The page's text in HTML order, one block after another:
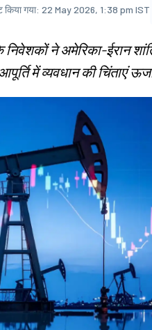
गया: 22 May 2026, 1:38 pm IST
ने अमेरिका-ईरान
में व्यवधान की चिंताएं